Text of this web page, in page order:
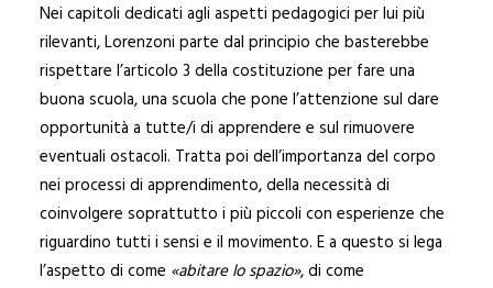
Nei capitoli dedicati agli aspetti pedagogici per lui più
rilevanti, Lorenzoni parte dal principio che basterebbe
rispettare l’articolo 3 della costituzione per fare una
buona scuola, una scuola che pone l’attenzione sul dare
opportunità a tutte/i di apprendere e sul rimuovere
eventuali ostacoli. Tratta poi dell’importanza del corpo
nei processi di apprendimento, della necessità di
coinvolgere soprattutto i più piccoli con esperienze che
riguardino tutti i sensi e il movimento. E a questo si lega
l’aspetto di come «abitare lo spazio», di come